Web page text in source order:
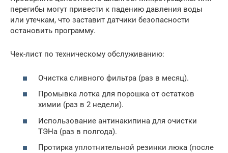
перегибы могут привести к падению давления воды
или утечкам, что заставит датчики безопасности
остановить программу.
Чек-лист по техническому обслуживанию:
Очистка сливного фильтра (раз в месяц).
Промывка лотка для порошка от остатков
химии (раз в 2 недели).
Использование антинакипина для очистки
ТЭНа (раз в полгода).
Протирка уплотнительной резинки люка (после